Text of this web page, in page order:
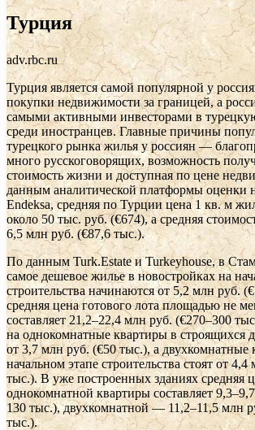
Турция
adv.rbc.ru
Турция является самой популярной у
покупки недвижимости за границей, а
самыми активными инвесторами в
среди иностранцев. Главные причины
турецкого рынка жилья у россиян —
много русскоговорящих, возможность
стоимость жизни и доступная по цене
данным аналитической платформы оценки
Endeksa, средняя по Турции цена 1 кв. м
около 50 тыс. руб. (€674), а средняя
6,5 млн руб. (€87,6 тыс.).
По данным Turk.Estate и Turkeyhouse, в
самое дешевое жилье в новостройках на
строительства начинаются от 5,2 млн руб.
средняя цена готового лота площадью не
составляет 21,2–22,4 млн руб. (€270–300
на однокомнатные квартиры в строящихся
от 3,7 млн руб. (€50 тыс.), а двухкомнатные
начальном этапе строительства стоят от
тыс.). В уже построенных зданиях средняя
однокомнатной квартиры составляет
130 тыс.), двухкомнатной — 11,2–11,5 млн
тыс.).